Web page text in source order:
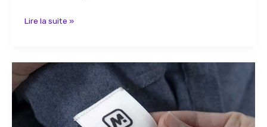
Lire la suite »
Quelle
étiquette
choisir
pour